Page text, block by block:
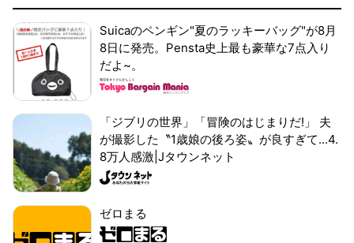
Suicaのペンギン"夏のラッキーバッグ"が8月
8日に発売。Pensta史上最も豪華な7点入り
だよ~。
「ジブリの世界」「冒険のはじまりだ!」 夫
が撮影した〝1歳娘の後ろ姿〟が良すぎて...4.
8万人感激|Jタウンネット
ゼロまる